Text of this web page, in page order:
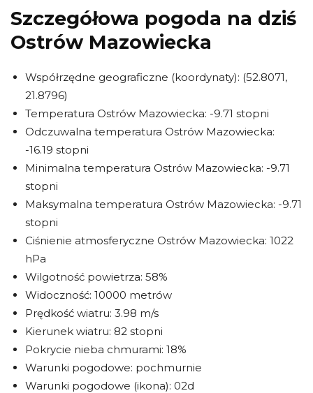
Szczegółowa pogoda na dziś
Ostrów Mazowiecka
Współrzędne geograficzne (koordynaty): (52.8071,
21.8796)
Temperatura Ostrów Mazowiecka: -9.71 stopni
Odczuwalna temperatura Ostrów Mazowiecka:
-16.19 stopni
Minimalna temperatura Ostrów Mazowiecka: -9.71
stopni
Maksymalna temperatura Ostrów Mazowiecka: -9.71
stopni
Ciśnienie atmosferyczne Ostrów Mazowiecka: 1022
hPa
Wilgotność powietrza: 58%
Widoczność: 10000 metrów
Prędkość wiatru: 3.98 m/s
Kierunek wiatru: 82 stopni
Pokrycie nieba chmurami: 18%
Warunki pogodowe: pochmurnie
Warunki pogodowe (ikona): 02d